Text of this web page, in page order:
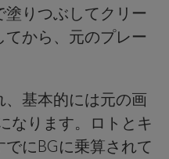
塗りつぶしてクリー
てから、元のプレー
、基本的には元の画
なります。ロトとキ
にBGに乗算されて